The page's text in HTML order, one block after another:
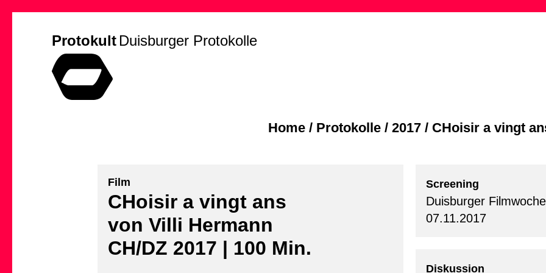
Protokult Duisburger Protokolle
Home/ Protokolle/ 2017/ CHoisir a vingt
Film
CHoisir a vingt ans
von Villi Hermann
CH/DZ 2017 | 100 Min.
Screening
Duisburger
07.11.2017
Diskussion